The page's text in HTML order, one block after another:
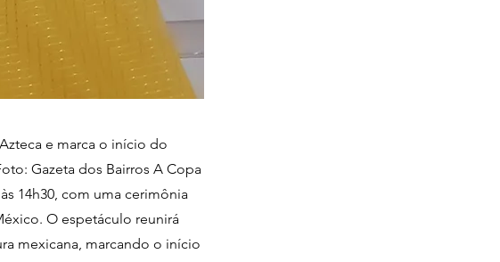
e marca o início do
Gazeta dos Bairros A Copa
14h30, com uma cerimônia
O espetáculo reunirá
mexicana, marcando o início